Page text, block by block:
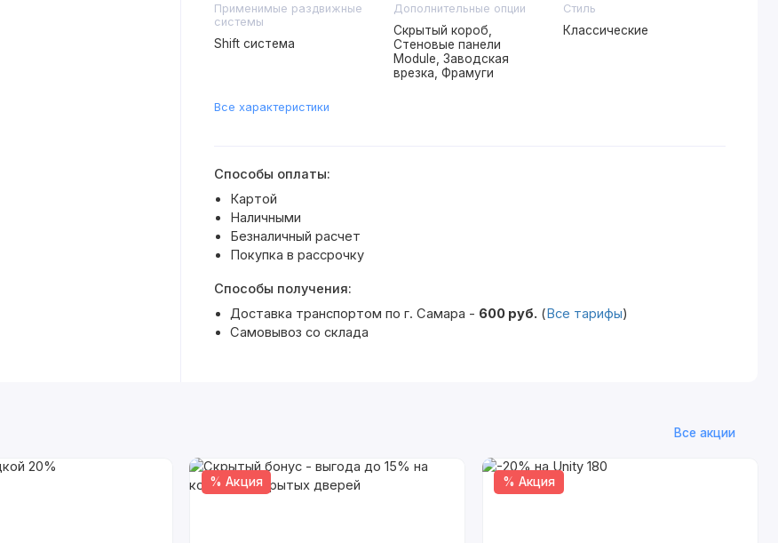
Применимые раздвижные
системы
Shift система
Дополнительные опции
Скрытый короб,
Стеновые панели
Module, Заводская
врезка, Фрамуги
Стиль
Классические
Все характеристики
Способы оплаты:
Картой
Наличными
Безналичный расчет
Покупка в рассрочку
Способы получения:
Доставка транспортом по г. Самара - 600 руб. (Все тарифы)
Самовывоз со склада
Все акции
% Акция % Акция